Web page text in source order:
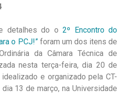
detalhes do o2º Encontro do
o PCJ!”foram um dos itens de
da Câmara Técnica de
nesta terça-feira, dia 20 de
e organizado pela CT-
13 de março, na Universidade